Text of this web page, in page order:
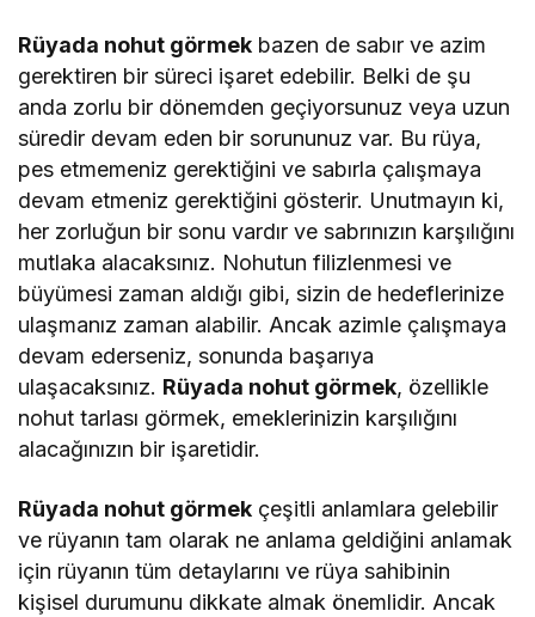
Rüyada nohut görmek bazen de sabır ve azim
gerektiren bir süreci işaret edebilir. Belki de şu
anda zorlu bir dönemden geçiyorsunuz veya uzun
süredir devam eden bir sorununuz var. Bu rüya,
pes etmemeniz gerektiğini ve sabırla çalışmaya
devam etmeniz gerektiğini gösterir. Unutmayın ki,
her zorluğun bir sonu vardır ve sabrınızın karşılığını
mutlaka alacaksınız. Nohutun filizlenmesi ve
büyümesi zaman aldığı gibi, sizin de hedeflerinize
ulaşmanız zaman alabilir. Ancak azimle çalışmaya
devam ederseniz, sonunda başarıya
ulaşacaksınız. Rüyada nohut görmek, özellikle
nohut tarlası görmek, emeklerinizin karşılığını
alacağınızın bir işaretidir.
Rüyada nohut görmek çeşitli anlamlara gelebilir
ve rüyanın tam olarak ne anlama geldiğini anlamak
için rüyanın tüm detaylarını ve rüya sahibinin
kişisel durumunu dikkate almak önemlidir. Ancak